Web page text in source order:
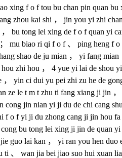
xing f o f tou bu chan pin quan
zhou kai shi ， jin you yi zhi
tong lei xing de f o f quan yi
mu biao ri qi f o f 、 ping heng f
shao de ju mian ， yi fang
zhi hou ， 4 yue yi lai de
yin ci dui yu pei zhi zu he de
le t m t zhu ti fang xiang ji jin
jin nian yi ji du de chi cang
o f yi ji du zhong cang ji jin hou
bu tong lei xing ji jin de quan
guo lai kan ， yi ran you hen
、 wan jia bei jiao suo hui xuan